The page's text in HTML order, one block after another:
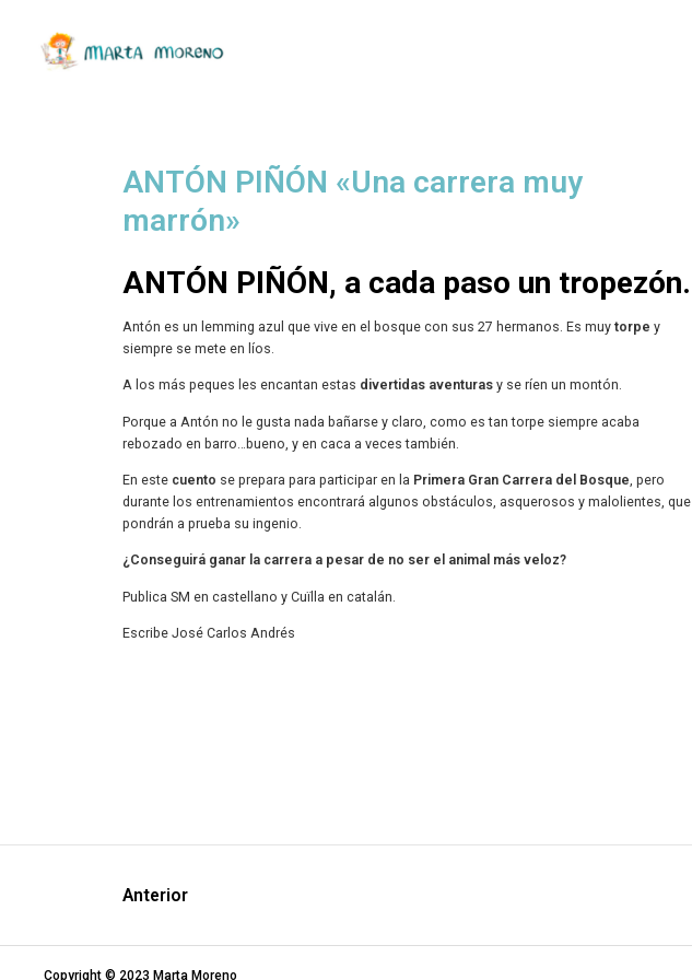
ANTÓN PIÑÓN «Una carrera muy
marrón»
ANTÓN PIÑÓN, a cada paso un tropezón.
Antón es un lemming azul que vive en el bosque con sus 27 hermanos. Es muy torpe y
siempre se mete en líos.
A los más peques les encantan estas divertidas aventuras y se ríen un montón.
Porque a Antón no le gusta nada bañarse y claro, como es tan torpe siempre acaba
rebozado en barro…bueno, y en caca a veces también.
En este cuento se prepara para participar en la Primera Gran Carrera del Bosque, pero
durante los entrenamientos encontrará algunos obstáculos, asquerosos y malolientes, que
pondrán a prueba su ingenio.
¿Conseguirá ganar la carrera a pesar de no ser el animal más veloz?
Publica SM en castellano y Cuïlla en catalán.
Escribe José Carlos Andrés
Anterior
Copyright © 2023 Marta Moreno